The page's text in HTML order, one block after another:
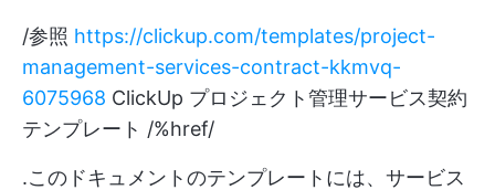
/参照 https://clickup.com/templates/project-
management-services-contract-kkmvq-
6075968 ClickUp プロジェクト管理サービス契約
テンプレート /%href/
.このドキュメントのテンプレートには、サービス